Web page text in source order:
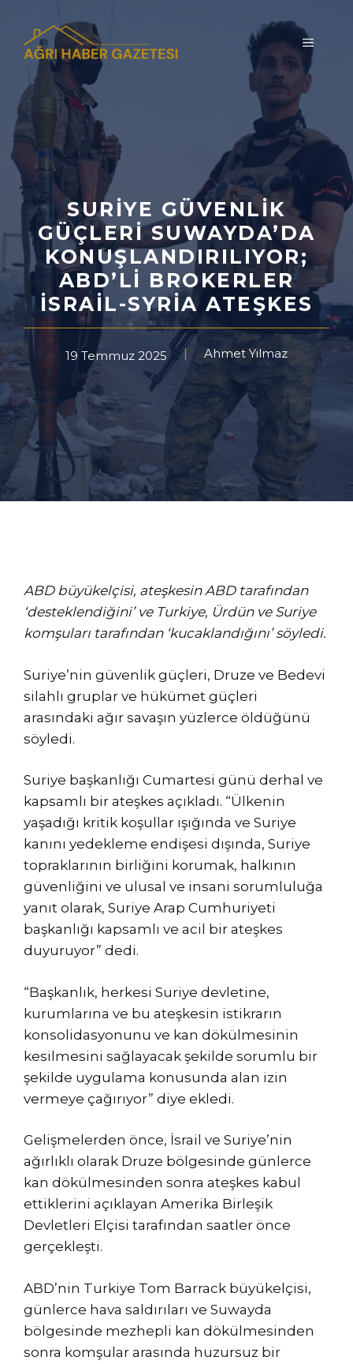
MENÜ
SURIYE GÜVENLIK
GÜÇLERI SUWAYDA’DA
KONUŞLANDIRILIYOR;
ABD’LI BROKERLER
İSRAIL-SYRIA ATEŞKES
19 Temmuz 2025 Ahmet Yılmaz
ABD büyükelçisi, ateşkesin ABD tarafından
‘desteklendiğini’ ve Turkiye, Ürdün ve Suriye
komşuları tarafından ‘kucaklandığını’ söyledi.
Suriye’nin güvenlik güçleri, Druze ve Bedevi
silahlı gruplar ve hükümet güçleri
arasındaki ağır savaşın yüzlerce öldüğünü
söyledi.
Suriye başkanlığı Cumartesi günü derhal ve
kapsamlı bir ateşkes açıkladı. “Ülkenin
yaşadığı kritik koşullar ışığında ve Suriye
kanını yedekleme endişesi dışında, Suriye
topraklarının birliğini korumak, halkının
güvenliğini ve ulusal ve insani sorumluluğa
yanıt olarak, Suriye Arap Cumhuriyeti
başkanlığı kapsamlı ve acil bir ateşkes
duyuruyor” dedi.
“Başkanlık, herkesi Suriye devletine,
kurumlarına ve bu ateşkesin istikrarın
konsolidasyonunu ve kan dökülmesinin
kesilmesini sağlayacak şekilde sorumlu bir
şekilde uygulama konusunda alan izin
vermeye çağırıyor” diye ekledi.
Gelişmelerden önce, İsrail ve Suriye’nin
ağırlıklı olarak Druze bölgesinde günlerce
kan dökülmesinden sonra ateşkes kabul
ettiklerini açıklayan Amerika Birleşik
Devletleri Elçisi tarafından saatler önce
gerçekleşti.
ABD’nin Turkiye Tom Barrack büyükelçisi,
günlerce hava saldırıları ve Suwayda
bölgesinde mezhepli kan dökülmesinden
sonra komşular arasında huzursuz bir